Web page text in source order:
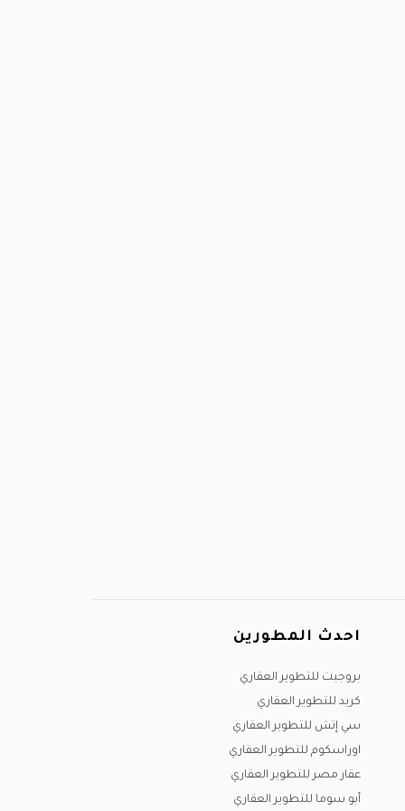
احدث المطورين
بروجيت للتطوير العقاري
كريد للتطوير العقاري
سي إتش للتطوير العقاري
اوراسكوم للتطوير العقاري
عقار مصر للتطوير العقاري
أبو سوما للتطوير العقاري